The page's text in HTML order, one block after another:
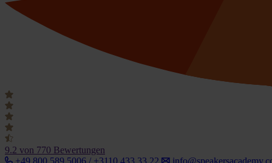
9.2 von 770 Bewertungen
+49 800 589 5006 / +3110 433 33 22